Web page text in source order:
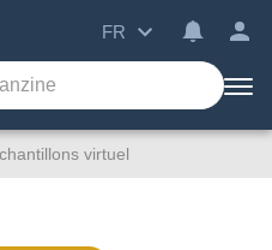
FR
virtuel